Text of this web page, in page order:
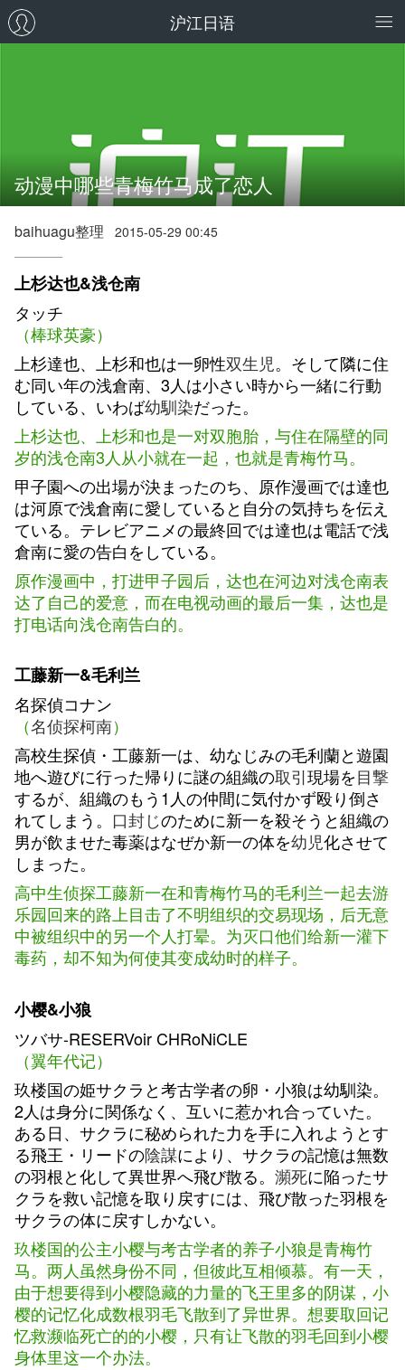
沪江日语
动漫中哪些青梅竹马成了恋人
baihuagu整理 2015-05-29 00:45
上杉达也&浅仓南
タッチ
（棒球英豪）
上杉達也、上杉和也は一卵性双生児。そして隣に住
む同い年の浅倉南、3人は小さい時から一緒に行動
している、いわば幼馴染だった。
上杉达也、上杉和也是一对双胞胎，与住在隔壁的同
岁的浅仓南3人从小就在一起，也就是青梅竹马。
甲子園への出場が決まったのち、原作漫画では達也
は河原で浅倉南に愛していると自分の気持ちを伝え
ている。テレビアニメの最終回では達也は電話で浅
倉南に愛の告白をしている。
原作漫画中， 打进甲子园后， 达也在河边对浅仓南表
达了自己的爱意，而在电视动画的最后一集，达也是
打电话向浅仓南告白的。
工藤新一&毛利兰
名探偵コナン
（名侦探柯南）
高校生探偵・工藤新一は、幼なじみの毛利蘭と遊園
地へ遊びに行った帰りに謎の組織の取引現場を目撃
するが、組織のもう1人の仲間に気付かず殴り倒さ
れてしまう。 口封じのために新一を殺そうと組織の
男が飲ませた毒薬はなぜか新一の体を幼児化させて
しまった。
高中生侦探工藤新一在和青梅竹马的毛利兰一起去游
乐园回来的路上目击了不明组织的交易现场，后无意
中被组织中的另一个人打晕。为灭口他们给新一灌下
毒药，却不知为何使其变成幼时的样子。
小樱&小狼
ツバサ-RESERVoir CHRoNiCLE
（翼年代记）
玖楼国の姫サクラと考古学者の卵・小狼は幼馴染。
2人は身分に関係なく、互いに惹かれ合っていた。
ある日、サクラに秘められた力を手に入れようとす
る飛王・リードの陰謀により、サクラの記憶は無数
の羽根と化して異世界へ飛び散る。 瀕死に陥ったサ
クラを救い記憶を取り戻すには、飛び散った羽根を
サクラの体に戻すしかない。
玖楼国的公主小樱与考古学者的养子小狼是青梅竹
马。两人虽然身份不同，但彼此互相倾慕。有一天，
由于想要得到小樱隐藏的力量的飞王里多的阴谋，小
樱的记忆化成数根羽毛飞散到了异世界。想要取回记
忆救濒临死亡的的小樱，只有让飞散的羽毛回到小樱
身体里这一个办法。